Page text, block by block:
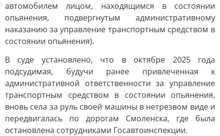
автомобилем лицом, находящимся в состоянии
опьянения, подвергнутым административному
наказанию за управление транспортным средством в
состоянии опьянения).
В суде установлено, что в октябре 2025 года
подсудимая, будучи ранее привлеченная к
административной ответственности за управление
транспортным средством в состоянии опьянения,
вновь села за руль своей машины в нетрезвом виде и
передвигалась по дорогам Смоленска, где была
остановлена сотрудниками Госавтоинспекции.